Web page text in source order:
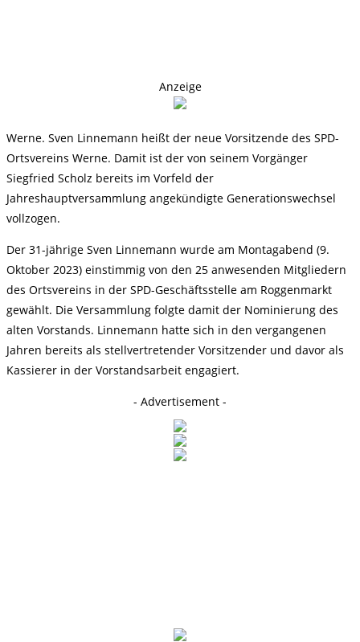
Anzeige
Werne. Sven Linnemann heißt der neue Vorsitzende des SPD-
Ortsvereins Werne. Damit ist der von seinem Vorgänger
Siegfried Scholz bereits im Vorfeld der
Jahreshauptversammlung angekündigte Generationswechsel
vollzogen.
Der 31-jährige Sven Linnemann wurde am Montagabend (9.
Oktober 2023) einstimmig von den 25 anwesenden Mitgliedern
des Ortsvereins in der SPD-Geschäftsstelle am Roggenmarkt
gewählt. Die Versammlung folgte damit der Nominierung des
alten Vorstands. Linnemann hatte sich in den vergangenen
Jahren bereits als stellvertretender Vorsitzender und davor als
Kassierer in der Vorstandsarbeit engagiert.
- Advertisement -